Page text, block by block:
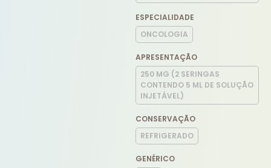
ESPECIALIDADE
ONCOLOGIA
APRESENTAÇÃO
250 MG (2 SERINGAS
CONTENDO 5 ML DE SOLUÇÃO
INJETÁVEL)
CONSERVAÇÃO
REFRIGERADO
GENÉRICO